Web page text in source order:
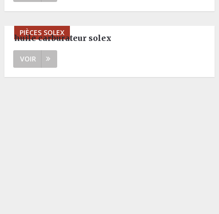
PIÈCES SOLEX
huile carburateur solex
VOIR